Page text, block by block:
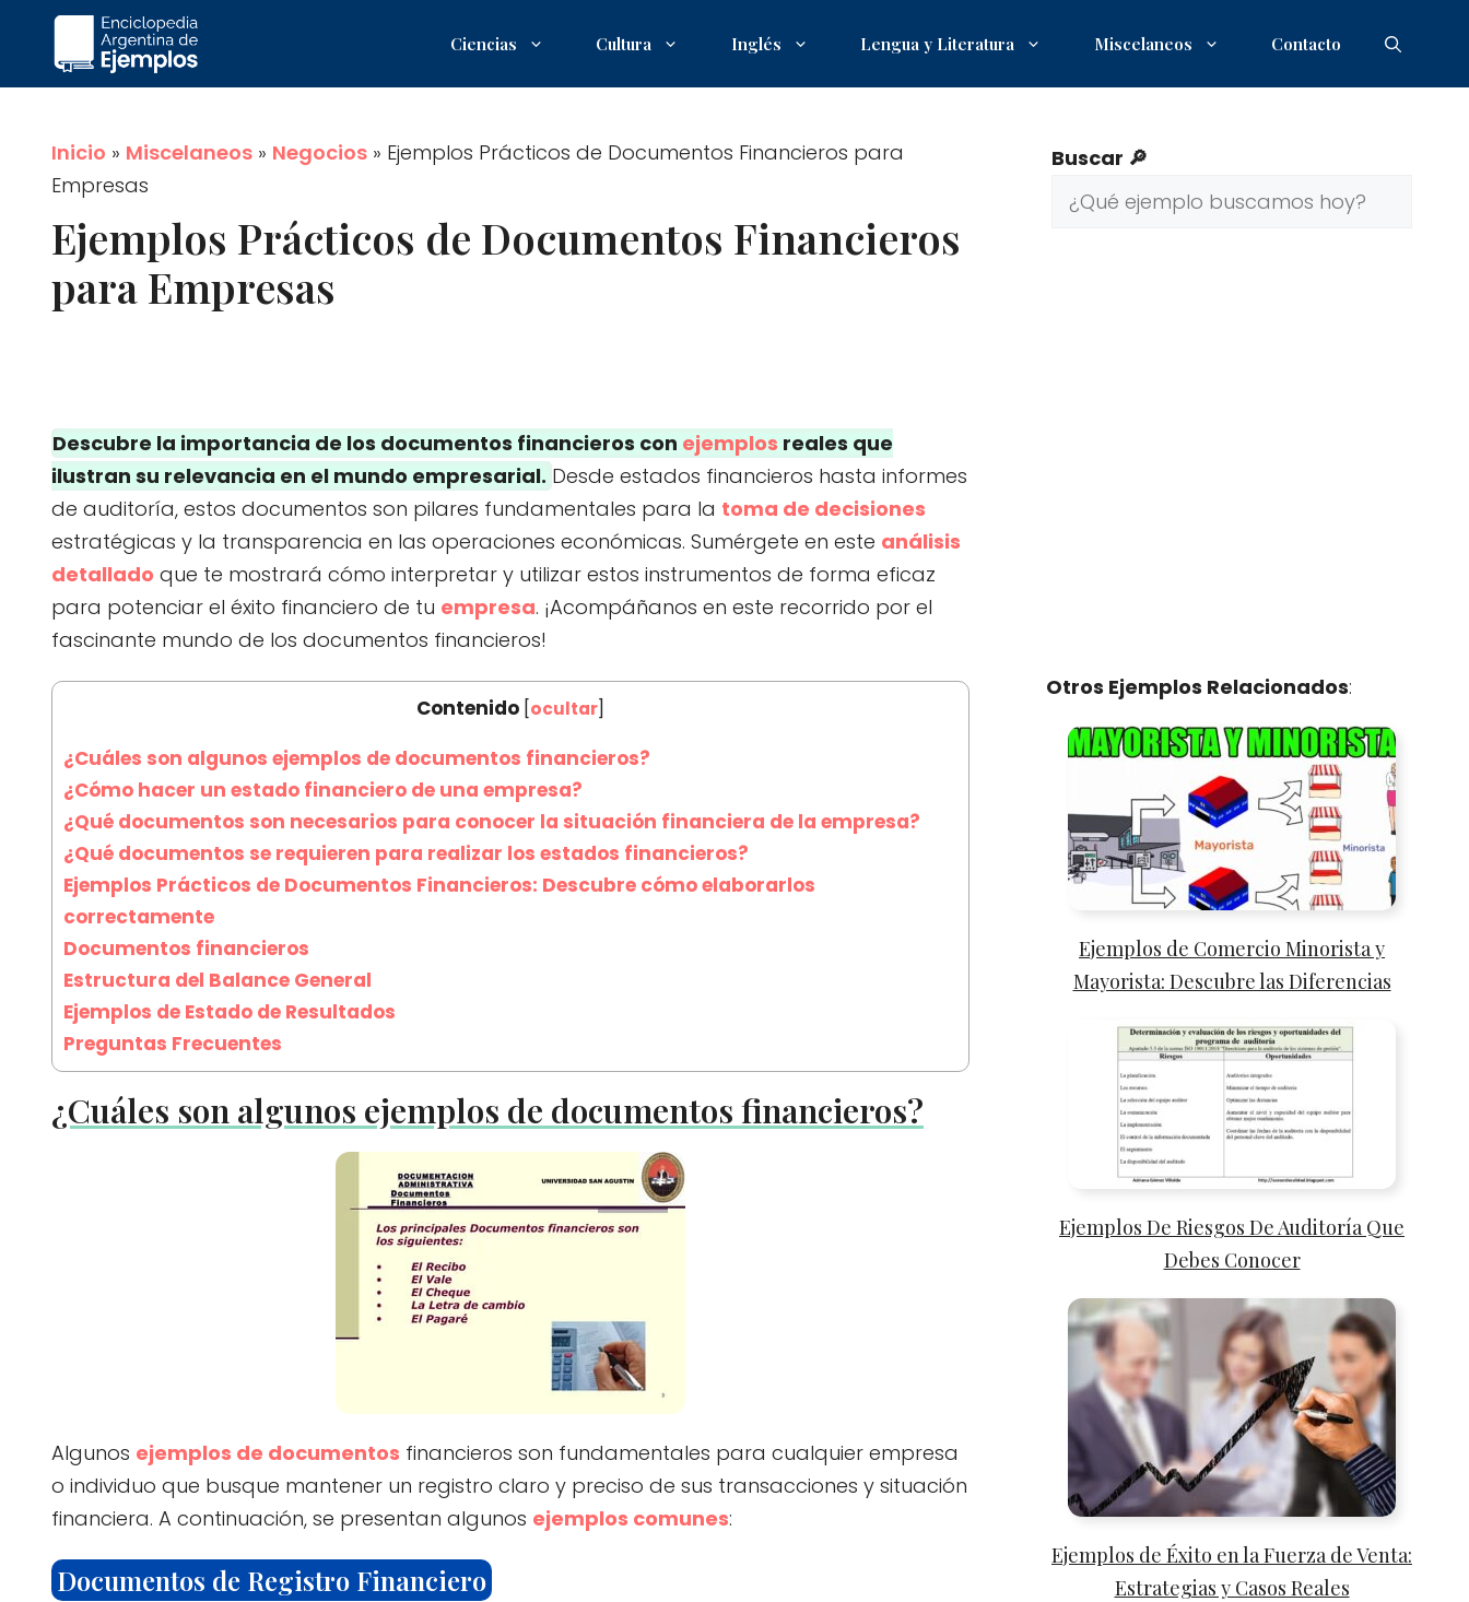
Saltar
contenido
Ciencias Cultura Inglés Lengua y Literatura Miscelaneos Contacto
Inicio » Miscelaneos » Negocios » Ejemplos Prácticos de Documentos Financieros para
Empresas
Ejemplos Prácticos de Documentos Financieros
para Empresas
Descubre la importancia de los documentos financieros con ejemplos reales que
ilustran su relevancia en el mundo empresarial. Desde estados financieros hasta informes
de auditoría, estos documentos son pilares fundamentales para la toma de decisiones
estratégicas y la transparencia en las operaciones económicas. Sumérgete en este análisis
detallado que te mostrará cómo interpretar y utilizar estos instrumentos de forma eficaz
para potenciar el éxito financiero de tu empresa. ¡Acompáñanos en este recorrido por el
fascinante mundo de los documentos financieros!
Contenido [ocultar]
¿Cuáles son algunos ejemplos de documentos financieros?
¿Cómo hacer un estado financiero de una empresa?
¿Qué documentos son necesarios para conocer la situación financiera de la empresa?
¿Qué documentos se requieren para realizar los estados financieros?
Ejemplos Prácticos de Documentos Financieros: Descubre cómo elaborarlos
correctamente
Documentos financieros
Estructura del Balance General
Ejemplos de Estado de Resultados
Preguntas Frecuentes
¿Cuáles son algunos ejemplos de documentos financieros?
Algunos ejemplos de documentos financieros son fundamentales para cualquier empresa
o individuo que busque mantener un registro claro y preciso de sus transacciones y situación
financiera. A continuación, se presentan algunos ejemplos comunes:
Documentos de Registro Financiero
Buscar 🔎
Otros Ejemplos Relacionados:
Ejemplos de Comercio Minorista y
Mayorista: Descubre las Diferencias
Ejemplos De Riesgos De Auditoría Que
Debes Conocer
Ejemplos de Éxito en la Fuerza de Venta:
Estrategias y Casos Reales